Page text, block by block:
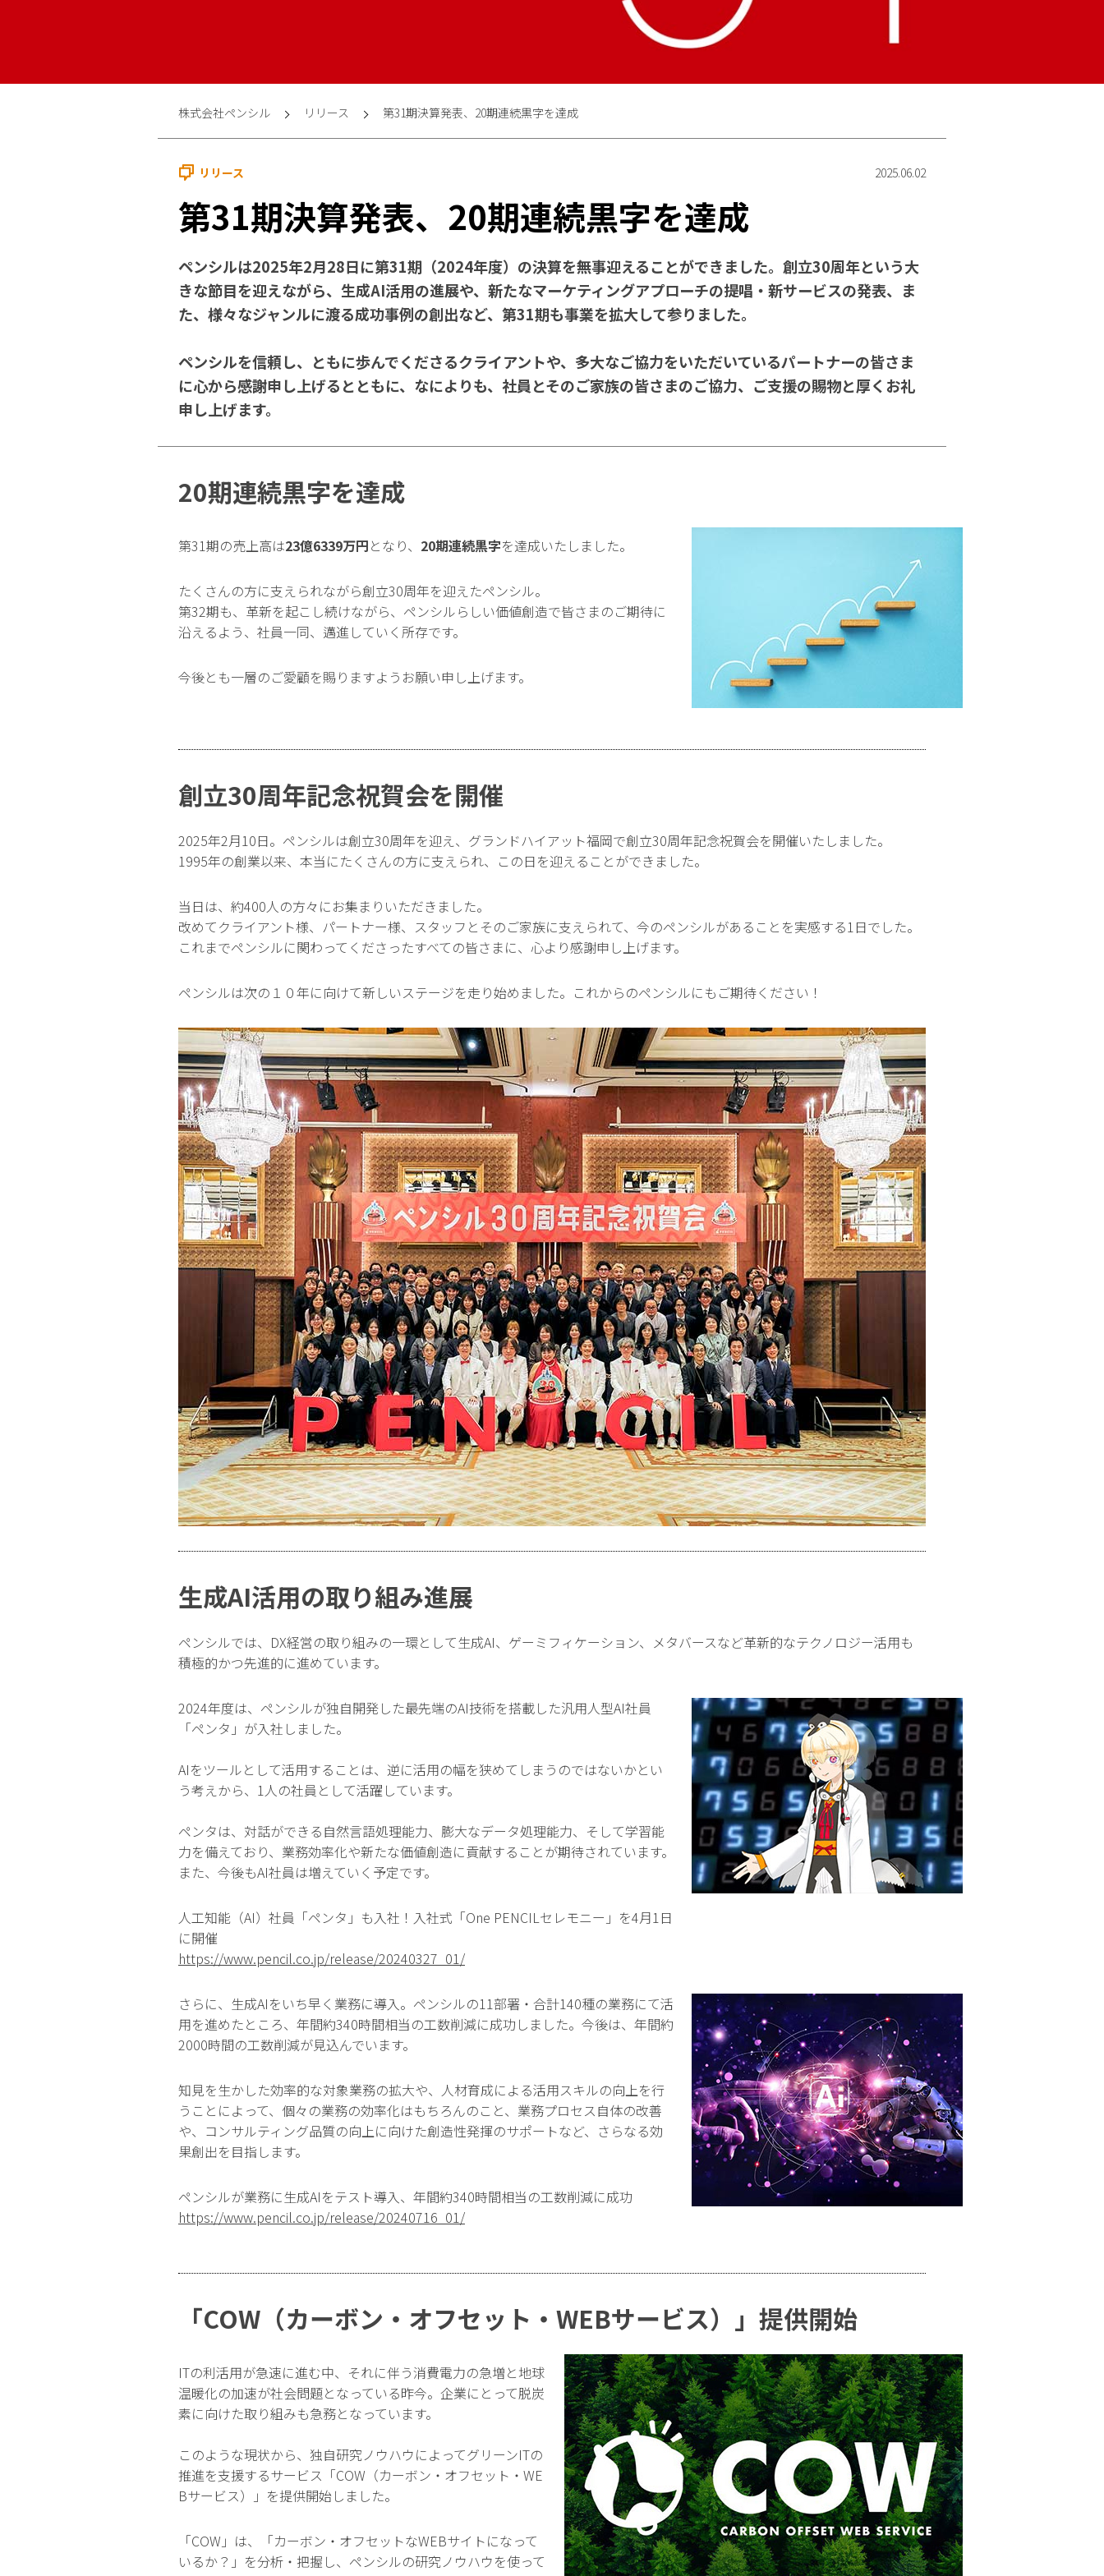
株式会社ペンシル リリース 第31期決算発表、20期連続黒字を達成
リリース 2025.06.02
第31期決算発表、20期連続黒字を達成
ペンシルは2025年2月28日に第31期（2024年度）の決算を無事迎えることができました。創立30周年という大
きな節目を迎えながら、生成AI活用の進展や、新たなマーケティングアプローチの提唱・新サービスの発表、ま
た、様々なジャンルに渡る成功事例の創出など、第31期も事業を拡大して参りました。
ペンシルを信頼し、ともに歩んでくださるクライアントや、多大なご協力をいただいているパートナーの皆さま
に心から感謝申し上げるとともに、なによりも、社員とそのご家族の皆さまのご協力、ご支援の賜物と厚くお礼
申し上げます。
20期連続黒字を達成
第31期の売上高は23億6339万円となり、 20期連続黒字を達成いたしました。
たくさんの方に支えられながら創立30周年を迎えたペンシル。
第32期も、革新を起こし続けながら、ペンシルらしい価値創造で皆さまのご期待に
沿えるよう、社員一同、邁進していく所存です。
今後とも一層のご愛顧を賜りますようお願い申し上げます。
創立30周年記念祝賀会を開催
2025年2月10日。ペンシルは創立30周年を迎え、グランドハイアット福岡で創立30周年記念祝賀会を開催いたしました。
1995年の創業以来、本当にたくさんの方に支えられ、この日を迎えることができました。
当日は、約400人の方々にお集まりいただきました。
改めてクライアント様、パートナー様、スタッフとそのご家族に支えられて、今のペンシルがあることを実感する1日でした。
これまでペンシルに関わってくださったすべての皆さまに、心より感謝申し上げます。
ペンシルは次の１０年に向けて新しいステージを走り始めました。これからのペンシルにもご期待ください！
生成AI活用の取り組み進展
ペンシルでは、DX経営の取り組みの一環として生成AI、ゲーミフィケーション、メタバースなど革新的なテクノロジー活用も
積極的かつ先進的に進めています。
2024年度は、ペンシルが独自開発した最先端のAI技術を搭載した汎用人型AI社員
「ペンタ」が入社しました。
AIをツールとして活用することは、逆に活用の幅を狭めてしまうのではないかとい
う考えから、1人の社員として活躍しています。
ペンタは、対話ができる自然言語処理能力、膨大なデータ処理能力、そして学習能
力を備えており、業務効率化や新たな価値創造に貢献することが期待されています。
また、今後もAI社員は増えていく予定です。
人工知能（AI）社員「ペンタ」も入社！入社式「One PENCILセレモニー」を4月1日
に開催
https://www.pencil.co.jp/release/20240327_01/
さらに、生成AIをいち早く業務に導入。ペンシルの11部署・合計140種の業務にて活
用を進めたところ、年間約340時間相当の工数削減に成功しました。今後は、年間約
2000時間の工数削減が見込んでいます。
知見を生かした効率的な対象業務の拡大や、人材育成による活用スキルの向上を行
うことによって、個々の業務の効率化はもちろんのこと、業務プロセス自体の改善
や、コンサルティング品質の向上に向けた創造性発揮のサポートなど、さらなる効
果創出を目指します。
ペンシルが業務に生成AIをテスト導入、年間約340時間相当の工数削減に成功
https://www.pencil.co.jp/release/20240716_01/
「COW（カーボン・オフセット・WEBサービス）」提供開始
ITの利活用が急速に進む中、それに伴う消費電力の急増と地球
温暖化の加速が社会問題となっている昨今。企業にとって脱炭
素に向けた取り組みも急務となっています。
このような現状から、独自研究ノウハウによってグリーンITの
推進を支援するサービス「COW（カーボン・オフセット・WE
Bサービス）」を提供開始しました。
「COW」は、「カーボン・オフセットなWEBサイトになって
いるか？」を分析・把握し、ペンシルの研究ノウハウを使って